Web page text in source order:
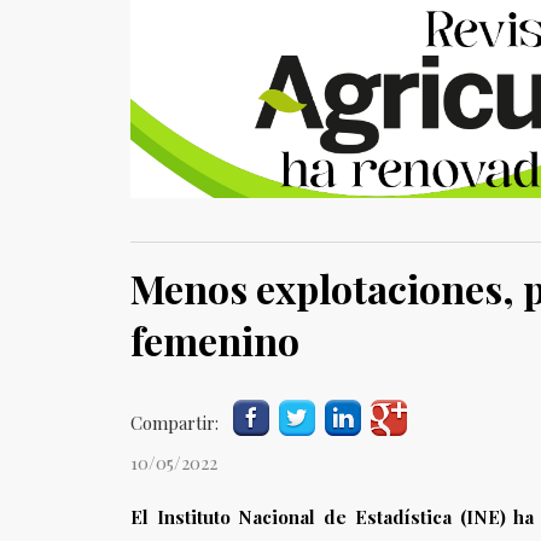
Menos explotaciones,
femenino
Compartir:
10/05/2022
El Instituto Nacional de Estadística (INE)